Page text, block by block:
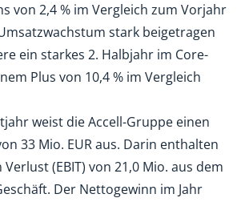
von 2,4 % im Vergleich zum Vorjahr
stark beigetragen
ein starkes 2. Halbjahr im Core-
Plus von 10,4 % im Vergleich
weist die Accell-Gruppe einen
33 Mio. EUR aus. Darin enthalten
(EBIT) von 21,0 Mio. aus dem
Der Nettogewinn im Jahr